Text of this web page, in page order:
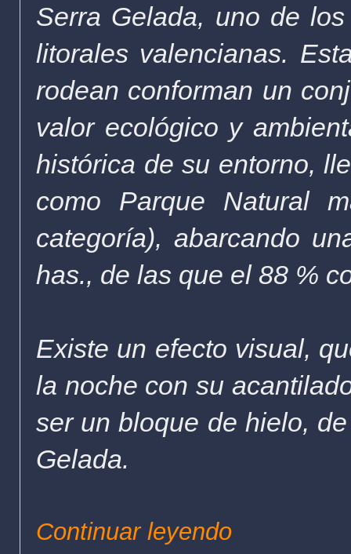
Serra Gelada, uno de
litorales valencianas.
rodean conforman un
valor ecológico y
histórica de su entorno,
como Parque Natural
categoría), abarcando
has., de las que el 88 %
Existe un efecto visual,
la noche con su
ser un bloque de hielo,
Gelada.
Continuar leyendo